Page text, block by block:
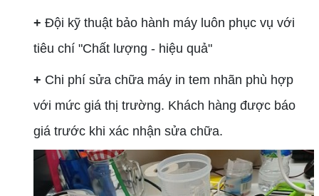
+ Đội kỹ thuật bảo hành máy luôn phục vụ với
tiêu chí "Chất lượng - hiệu quả"
+ Chi phí sửa chữa máy in tem nhãn phù hợp
với mức giá thị trường. Khách hàng được báo
giá trước khi xác nhận sửa chữa.